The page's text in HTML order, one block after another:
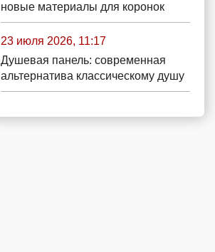
новые материалы для коронок
23 июля 2026, 11:17
Душевая панель: современная
альтернатива классическому душу